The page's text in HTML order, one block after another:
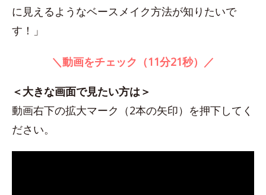
に見えるようなベースメイク方法が知りたいで
す！」
＼動画をチェック（11分21秒）／
＜大きな画面で見たい方は＞
動画右下の拡大マーク（2本の矢印）を押下してく
ださい。